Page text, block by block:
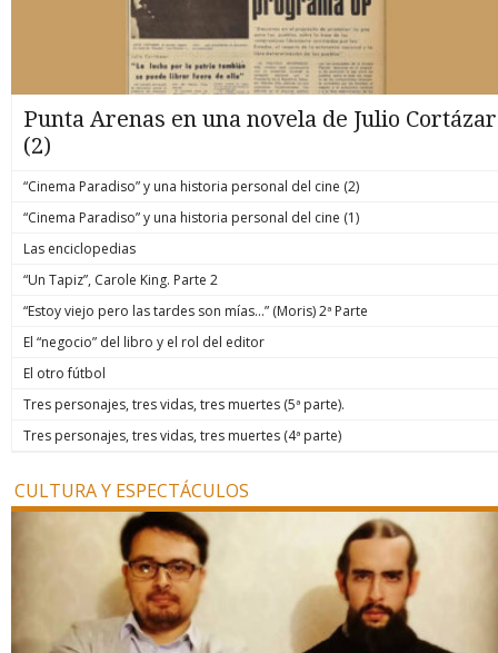
Punta Arenas en una novela de Julio Cortázar
(2)
“Cinema Paradiso” y una historia personal del cine (2)
“Cinema Paradiso” y una historia personal del cine (1)
Las enciclopedias
“Un Tapiz”, Carole King. Parte 2
“Estoy viejo pero las tardes son mías…” (Moris) 2ª Parte
El “negocio” del libro y el rol del editor
El otro fútbol
Tres personajes, tres vidas, tres muertes (5ª parte).
Tres personajes, tres vidas, tres muertes (4ª parte)
CULTURA Y ESPECTÁCULOS